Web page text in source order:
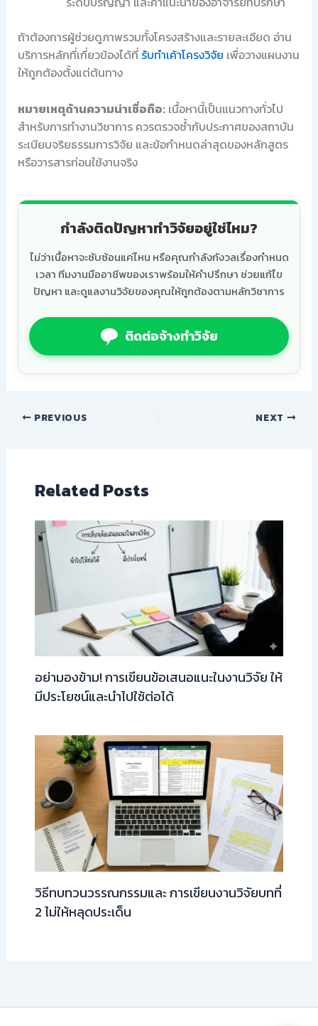
ถ้าต้องการผู้ช่วยดูภาพรวมทั้งโครงสร้างและรายละเอียด อ่าน
บริการหลักที่เกี่ยวข้องได้ที่ รับทำเค้าโครงวิจัย เพื่อวางแผนงาน
ให้ถูกต้องตั้งแต่ต้นทาง
หมายเหตุด้านความน่าเชื่อถือ: เนื้อหานี้เป็นแนวทางทั่วไป
สำหรับการทำงานวิชาการ ควรตรวจซ้ำกับประกาศของสถาบัน
ระเบียบจริยธรรมการวิจัย และข้อกำหนดล่าสุดของหลักสูตร
หรือวารสารก่อนใช้งานจริง
กำลังติดปัญหาทำวิจัยอยู่ใช่ไหม?
ไม่ว่าเนื้อหาจะซับซ้อนแค่ไหน หรือคุณกำลังกังวลเรื่องกำหนด
เวลา ทีมงานมืออาชีพของเราพร้อมให้คำปรึกษา ช่วยแก้ไข
ปัญหา และดูแลงานวิจัยของคุณให้ถูกต้องตามหลักวิชาการ
ติดต่อจ้างทำวิจัย
PREVIOUS NEXT
Related Posts
อย่ามองข้าม! การเขียนข้อเสนอแนะในงานวิจัย ให้
มีประโยชน์และนำไปใช้ต่อได้
วิธีทบทวนวรรณกรรมและ การเขียนงานวิจัยบทที่
2 ไม่ให้หลุดประเด็น